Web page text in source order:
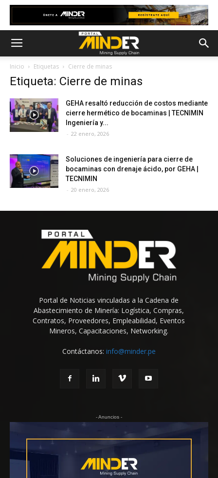
Inicio Etiquetas Cierre de minas
Etiqueta: Cierre de minas
GEHA resaltó reducción de costos mediante
cierre hermético de bocaminas | TECNIMIN
Ingeniería y...
- 22 enero, 2026
Soluciones de ingeniería para cierre de
bocaminas con drenaje ácido, por GEHA |
TECNIMIN
- 20 enero, 2026
Portal de Noticias vinculadas a la Cadena de
Abastecimiento de Minería: Logística, Compras,
Contratos, Proveedores, Empleabilidad, Eventos
Mineros, Capacitaciones, Networking.
Contáctanos: info@minder.pe
- Anuncios -